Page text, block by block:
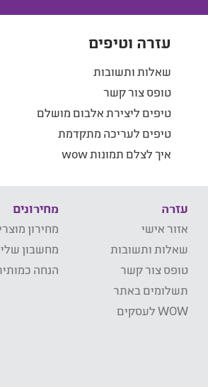
עזרה וטיפים
שאלות ותשובות
טופס צור קשר
טיפים ליצירת אלבום מושלם
טיפים לעריכה מתקדמת
איך לצלם תמונות wow
עזרה
אזור אישי
שאלות ותשובות
טופס צור קשר
תשלומים באתר
WOW לעסקים
מחירונים
מחירון
מחשבון
הנחה